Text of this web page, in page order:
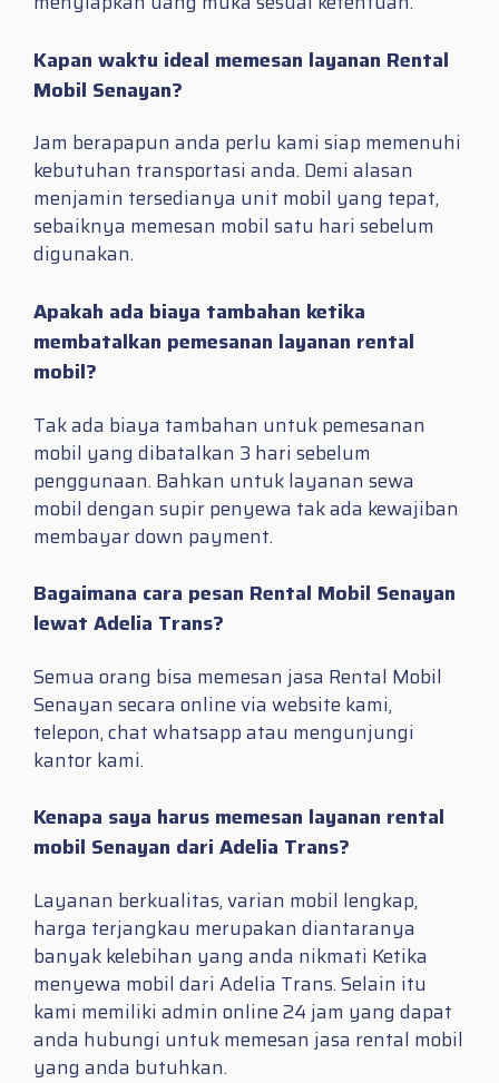
Kapan waktu ideal memesan layanan Rental
Mobil Senayan?
Jam berapapun anda perlu kami siap memenuhi
kebutuhan transportasi anda. Demi alasan
menjamin tersedianya unit mobil yang tepat,
sebaiknya memesan mobil satu hari sebelum
digunakan.
Apakah ada biaya tambahan ketika
membatalkan pemesanan layanan rental
mobil?
Tak ada biaya tambahan untuk pemesanan
mobil yang dibatalkan 3 hari sebelum
penggunaan. Bahkan untuk layanan sewa
mobil dengan supir penyewa tak ada kewajiban
membayar down payment.
Bagaimana cara pesan Rental Mobil Senayan
lewat Adelia Trans?
Semua orang bisa memesan jasa Rental Mobil
Senayan secara online via website kami,
telepon, chat whatsapp atau mengunjungi
kantor kami.
Kenapa saya harus memesan layanan rental
mobil Senayan dari Adelia Trans?
Layanan berkualitas, varian mobil lengkap,
harga terjangkau merupakan diantaranya
banyak kelebihan yang anda nikmati Ketika
menyewa mobil dari Adelia Trans. Selain itu
kami memiliki admin online 24 jam yang dapat
anda hubungi untuk memesan jasa rental mobil
yang anda butuhkan.